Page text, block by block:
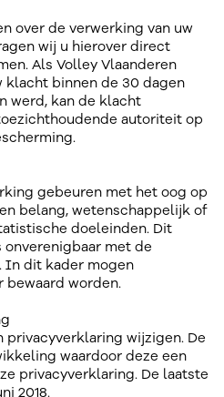
over de verwerking van uw
wij u hierover direct
Als Volley Vlaanderen
klacht binnen de 30 dagen
werd, kan de klacht
autoriteit op
gebeuren met het oog op
belang, wetenschappelijk of
doeleinden. Dit
met de
In dit kader mogen
bewaard worden.
privacyverklaring wijzigen. De
waardoor deze een
privacyverklaring. De laatste
2018.